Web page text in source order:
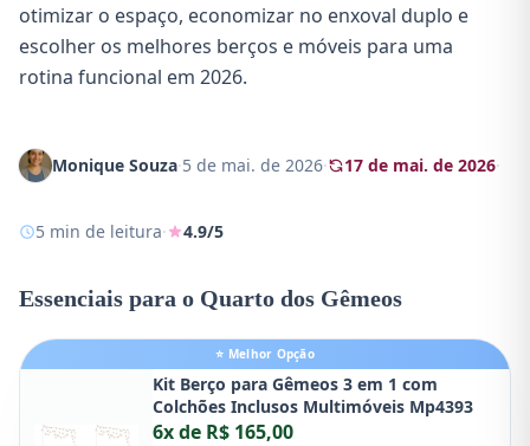
otimizar o espaço, economizar no enxoval duplo e
escolher os melhores berços e móveis para uma
rotina funcional em 2026.
Monique Souza·5 de mai. de 2026· 17 de mai. de 2026·
5 min de leitura· 4.9/5
Essenciais para o Quarto dos Gêmeos
⭐ Melhor Opção
Kit Berço para Gêmeos 3 em 1 com
Colchões Inclusos Multimóveis Mp4393
6x de R$ 165,00